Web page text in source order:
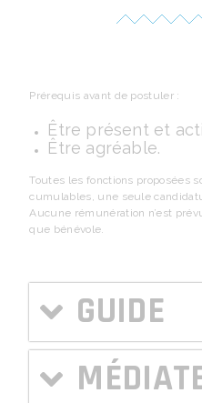
Prérequis avant de postuler :
Être présent et
Être agréable.
Toutes les fonctions proposées
cumulables, une seule
Aucune rémunération n’est
que bénévole.
GUIDE